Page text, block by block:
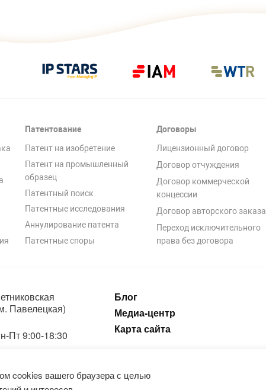
Патентование
Патент на изобретение
Патент на промышленный
образец
Патентный поиск
Патентные исследования
Аннулирование патента
Патентные споры
Договоры
Лицензионный договор
Договор отчуждения
Договор коммерческой
концессии
Договор авторского заказа
Переход исключительного
права без договора
Павелецкая)
Пт 9:00-18:30
Блог
Медиа-центр
Карта сайта
cookies вашего браузера с целью